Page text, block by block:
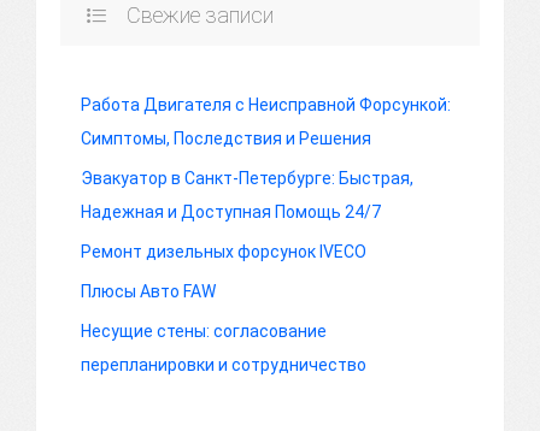
Свежие записи
Работа Двигателя с Неисправной Форсункой:
Симптомы, Последствия и Решения
Эвакуатор в Санкт-Петербурге: Быстрая,
Надежная и Доступная Помощь 24/7
Ремонт дизельных форсунок IVECO
Плюсы Авто FAW
Несущие стены: согласование
перепланировки и сотрудничество